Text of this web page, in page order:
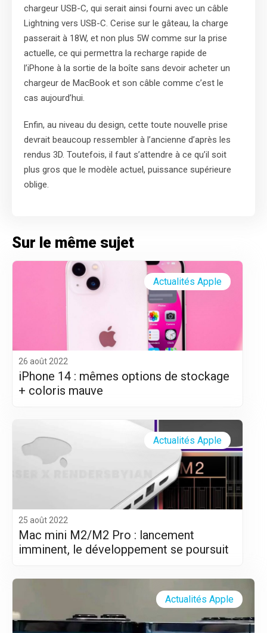
chargeur USB-C, qui serait ainsi fourni avec un câble
Lightning vers USB-C. Cerise sur le gâteau, la charge
passerait à 18W, et non plus 5W comme sur la prise
actuelle, ce qui permettra la recharge rapide de
l’iPhone à la sortie de la boîte sans devoir acheter un
chargeur de MacBook et son câble comme c’est le
cas aujourd’hui.
Enfin, au niveau du design, cette toute nouvelle prise
devrait beaucoup ressembler à l’ancienne d’après les
rendus 3D. Toutefois, il faut s’attendre à ce qu’il soit
plus gros que le modèle actuel, puissance supérieure
oblige.
Sur le même sujet
26 août 2022
iPhone 14 : mêmes options de stockage
+ coloris mauve
Actualités Apple
25 août 2022
Mac mini M2/M2 Pro : lancement
imminent, le développement se poursuit
Actualités Apple
Actualités Apple